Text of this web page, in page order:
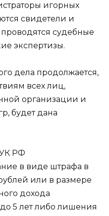
игорных
свидетели и
судебные
экспертизы.
дела продолжается,
всех лиц,
организации и
будет дана
РФ
в виде штрафа в
или в размере
дохода
5 лет либо лишения